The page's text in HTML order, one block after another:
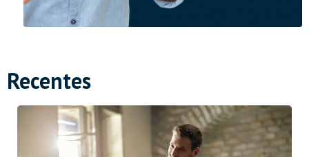
Recentes